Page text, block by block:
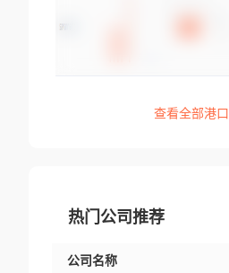
查看全部港口
热门公司推荐
公司名称